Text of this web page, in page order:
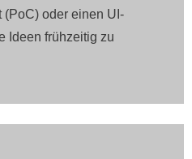
(PoC) oder einen UI-
Ideen frühzeitig zu